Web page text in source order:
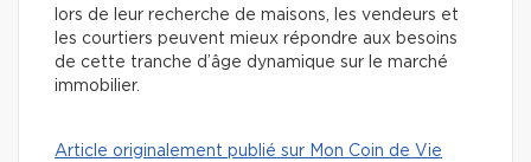
lors de leur recherche de maisons, les vendeurs et
les courtiers peuvent mieux répondre aux besoins
de cette tranche d’âge dynamique sur le marché
immobilier.
Article originalement publié sur Mon Coin de Vie